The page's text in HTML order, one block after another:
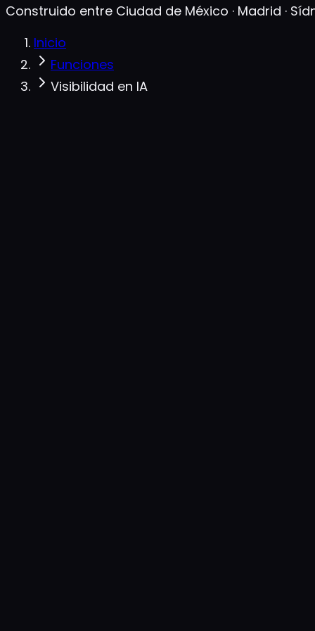
Construido entre Ciudad de México · Madrid ·
Inicio
Funciones
Visibilidad en IA